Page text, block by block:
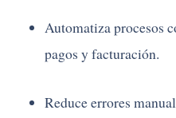
Automatiza procesos
pagos y facturación.
Reduce errores